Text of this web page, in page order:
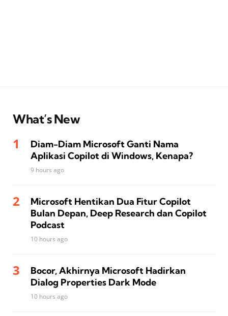
What’s New
Diam-Diam Microsoft Ganti Nama
Aplikasi Copilot di Windows, Kenapa?
9 hours ago
Microsoft Hentikan Dua Fitur Copilot
Bulan Depan, Deep Research dan Copilot
Podcast
10 hours ago
Bocor, Akhirnya Microsoft Hadirkan
Dialog Properties Dark Mode
10 hours ago